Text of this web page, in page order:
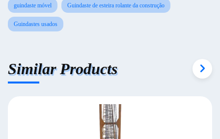
guindaste móvel Guindaste de esteira rolante da construção
Guindastes usados
Similar Products